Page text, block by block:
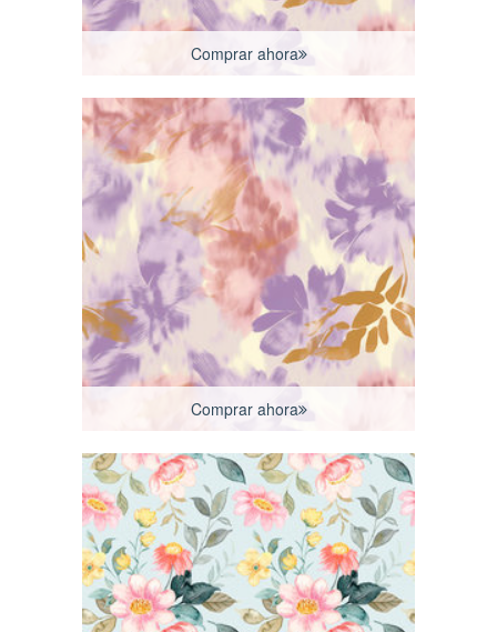
Comprar ahora
Comprar ahora